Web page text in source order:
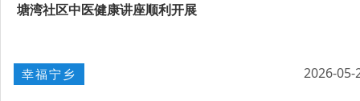
塘湾社区中医健康讲座顺利开展
幸福宁乡 2026-05-